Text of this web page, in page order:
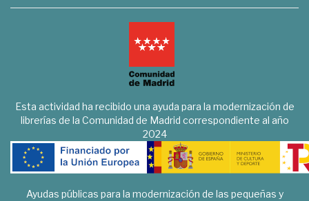
Esta actividad ha recibido una ayuda para la modernización de
librerías de la Comunidad de Madrid correspondiente al año
2024
Ayudas públicas para la modernización de las pequeñas y